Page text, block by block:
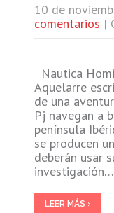
10 de
comentarios |
Nautica
Aquelarre
de una
Pj navegan a
península
se producen
deberán usar
investigación…
LEER MÁS ›